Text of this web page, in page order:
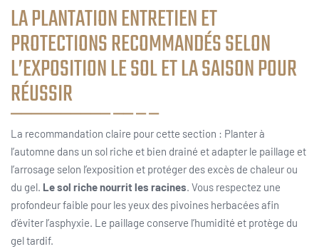
LA PLANTATION ENTRETIEN ET
PROTECTIONS RECOMMANDÉS SELON
L’EXPOSITION LE SOL ET LA SAISON POUR
RÉUSSIR
La recommandation claire pour cette section : Planter à
l’automne dans un sol riche et bien drainé et adapter le paillage et
l’arrosage selon l’exposition et protéger des excès de chaleur ou
du gel. Le sol riche nourrit les racines. Vous respectez une
profondeur faible pour les yeux des pivoines herbacées afin
d’éviter l’asphyxie. Le paillage conserve l’humidité et protège du
gel tardif.